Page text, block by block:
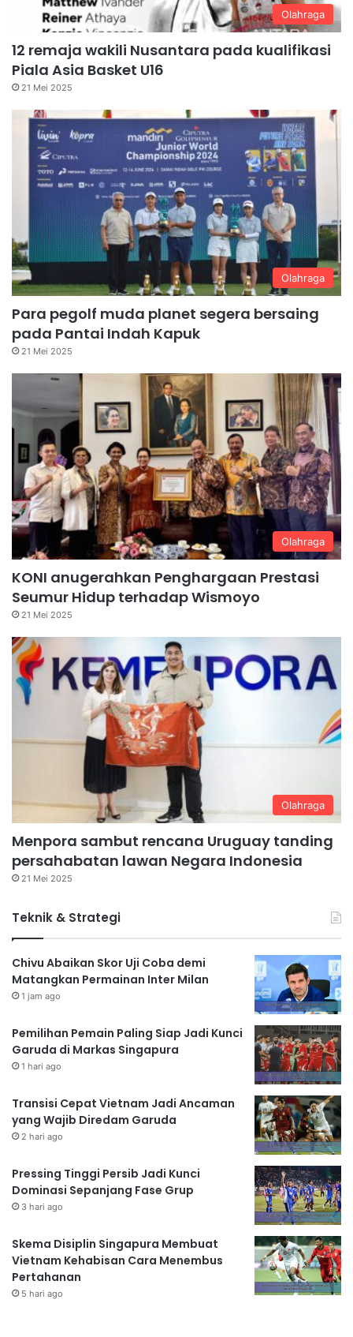
Olahraga
12 remaja wakili Nusantara pada kualifikasi
Piala Asia Basket U16
21 Mei 2025
Olahraga
Para pegolf muda planet segera bersaing
pada Pantai Indah Kapuk
21 Mei 2025
Olahraga
KONI anugerahkan Penghargaan Prestasi
Seumur Hidup terhadap Wismoyo
21 Mei 2025
Olahraga
Menpora sambut rencana Uruguay tanding
persahabatan lawan Negara Indonesia
21 Mei 2025
Teknik & Strategi
Chivu Abaikan Skor Uji Coba demi
Matangkan Permainan Inter Milan
1 jam ago
Pemilihan Pemain Paling Siap Jadi Kunci
Garuda di Markas Singapura
1 hari ago
Transisi Cepat Vietnam Jadi Ancaman
yang Wajib Diredam Garuda
2 hari ago
Pressing Tinggi Persib Jadi Kunci
Dominasi Sepanjang Fase Grup
3 hari ago
Skema Disiplin Singapura Membuat
Vietnam Kehabisan Cara Menembus
Pertahanan
5 hari ago